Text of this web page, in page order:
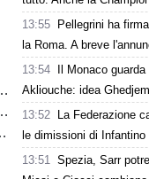
13:55
Pellegrini ha
la Roma. A breve
13:54
Il Monaco
Akliouche: idea
13:52
La Federazione
le dimissioni di Infantino
13:51 Spezia, Sarr